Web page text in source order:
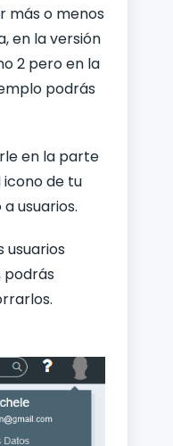
más o menos
en la versión
2 pero en la
podrás
en la parte
de tu
usuarios.
usuarios
podrás